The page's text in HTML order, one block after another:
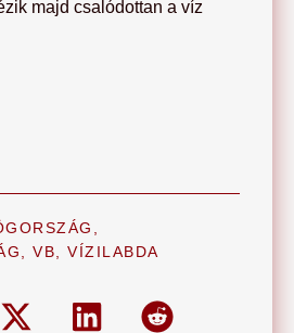
majd csalódottan a víz
,
, VB, VÍZILABDA